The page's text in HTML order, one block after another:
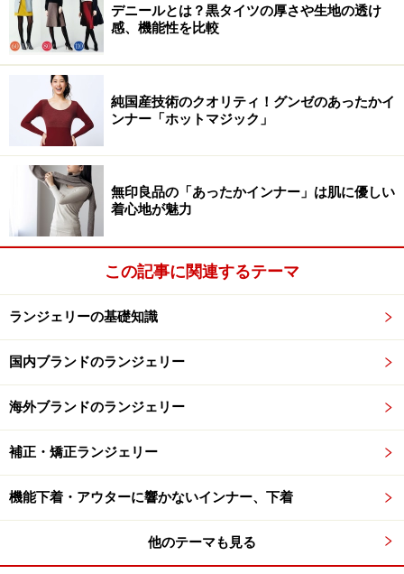
デニールとは？黒タイツの厚さや生地の透け
感、機能性を比較
純国産技術のクオリティ！グンゼのあったかイ
ンナー「ホットマジック」
無印良品の「あったかインナー」は肌に優しい
着心地が魅力
この記事に関連するテーマ
ランジェリーの基礎知識
国内ブランドのランジェリー
海外ブランドのランジェリー
補正・矯正ランジェリー
機能下着・アウターに響かないインナー、下着
他のテーマも見る